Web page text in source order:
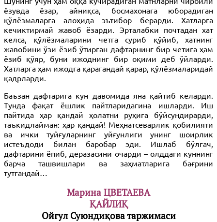
ёзувда ёзар, айниқса, босмахонага юборадиган
қўлёзмаларга алоҳида эътибор берарди. Хатларга
кечиктирмай жавоб ёзарди. Эрталабки почтадан хат
келса, қўлёзмаларини четга суриб қўйиб, хатнинг
жавобини ўзи ёзиб ўтирган дафтарнинг бир четига ҳам
ёзиб қўяр, буни ижоднинг бир оқими деб ўйларди.
Хатларга ҳам ижодга қарагандай қарар, қўлёзмаларидай
қадрларди.
Баъзан дафтарига кун давомида яна қайтиб келарди.
Тунда фақат ёшлик пайтларидагина ишларди. Иш
пайтида ҳар қандай ҳолатни руҳига бўйсундирарди,
таъкидлайман: ҳар қандай! Меҳнатсеварлик қобилияти
ва ички туйғуларнинг уйғунлиги унинг шоирлик
истеъдоди билан баробар эди. Ишлаб бўлгач,
дафтарини ёпиб, деразасини очарди – олддаги куннинг
барча ташвишлари ва заҳматларига бағрини
тутгандай…
Марина ЦВЕТАЕВА
ҚАЙЛИҚ
Ойгул Суюндиқова таржимаси